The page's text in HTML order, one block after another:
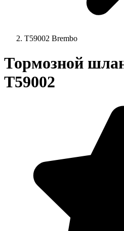
T59002 Brembo
Тормозной
T59002